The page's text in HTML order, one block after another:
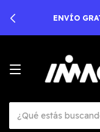
ENVÍO